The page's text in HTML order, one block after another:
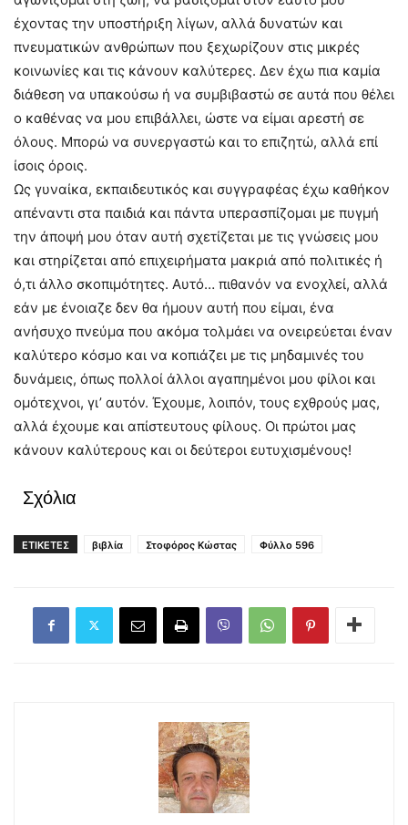
έχοντας την υποστήριξη λίγων, αλλά δυνατών και
πνευματικών ανθρώπων που ξεχωρίζουν στις μικρές
κοινωνίες και τις κάνουν καλύτερες. Δεν έχω πια καμία
διάθεση να υπακούσω ή να συμβιβαστώ σε αυτά που θέλει
ο καθένας να μου επιβάλλει, ώστε να είμαι αρεστή σε
όλους. Μπορώ να συνεργαστώ και το επιζητώ, αλλά επί
ίσοις όροις.
Ως γυναίκα, εκπαιδευτικός και συγγραφέας έχω καθήκον
απέναντι στα παιδιά και πάντα υπερασπίζομαι με πυγμή
την άποψή μου όταν αυτή σχετίζεται με τις γνώσεις μου
και στηρίζεται από επιχειρήματα μακριά από πολιτικές ή
ό,τι άλλο σκοπιμότητες. Αυτό… πιθανόν να ενοχλεί, αλλά
εάν με ένοιαζε δεν θα ήμουν αυτή που είμαι, ένα
ανήσυχο πνεύμα που ακόμα τολμάει να ονειρεύεται έναν
καλύτερο κόσμο και να κοπιάζει με τις μηδαμινές του
δυνάμεις, όπως πολλοί άλλοι αγαπημένοι μου φίλοι και
ομότεχνοι, γι’ αυτόν. Έχουμε, λοιπόν, τους εχθρούς μας,
αλλά έχουμε και απίστευτους φίλους. Οι πρώτοι μας
κάνουν καλύτερους και οι δεύτεροι ευτυχισμένους!
Σχόλια
ΕΤΙΚΕΤΕΣ βιβλία Στοφόρος Κώστας Φύλλο 596